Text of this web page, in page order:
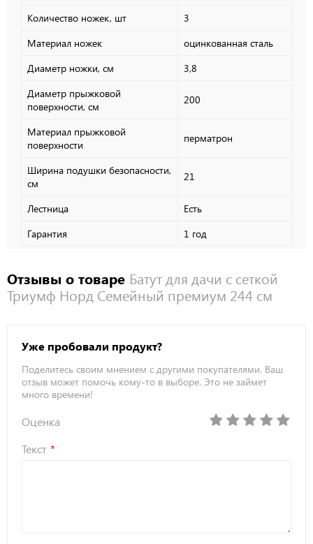
Количество ножек, шт
3
Материал ножек
оцинкованная сталь
Диаметр ножки, см
3,8
Диаметр прыжковой
поверхности, см
200
Материал прыжковой
поверхности
перматрон
Ширина подушки безопасности,
см
21
Лестница
Есть
Гарантия
1 год
Отзывы о товаре Батут для дачи с сеткой
Триумф Норд Семейный премиум 244 см
Уже пробовали продукт?
Поделитесь своим мнением с другими покупателями. Ваш
отзыв может помочь кому-то в выборе. Это не займет
много времени!
Оценка
Текст